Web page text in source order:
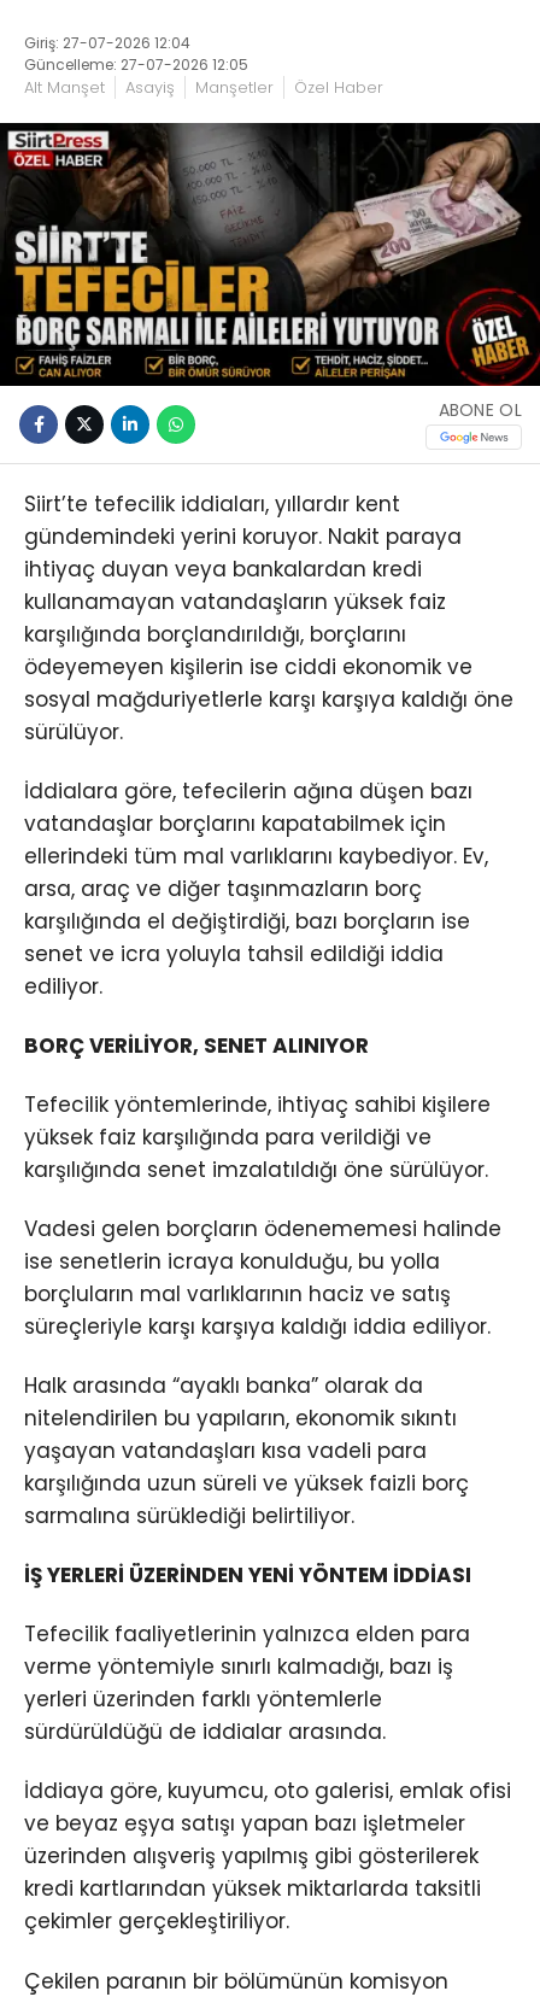
Giriş: 27-07-2026 12:04
Güncelleme: 27-07-2026 12:05
Alt Manşet Asayiş Manşetler Özel Haber
ABONE OL
Siirt’te tefecilik iddiaları, yıllardır kent
gündemindeki yerini koruyor. Nakit paraya
ihtiyaç duyan veya bankalardan kredi
kullanamayan vatandaşların yüksek faiz
karşılığında borçlandırıldığı, borçlarını
ödeyemeyen kişilerin ise ciddi ekonomik ve
sosyal mağduriyetlerle karşı karşıya kaldığı öne
sürülüyor.
İddialara göre, tefecilerin ağına düşen bazı
vatandaşlar borçlarını kapatabilmek için
ellerindeki tüm mal varlıklarını kaybediyor. Ev,
arsa, araç ve diğer taşınmazların borç
karşılığında el değiştirdiği, bazı borçların ise
senet ve icra yoluyla tahsil edildiği iddia
ediliyor.
BORÇ VERİLİYOR, SENET ALINIYOR
Tefecilik yöntemlerinde, ihtiyaç sahibi kişilere
yüksek faiz karşılığında para verildiği ve
karşılığında senet imzalatıldığı öne sürülüyor.
Vadesi gelen borçların ödenememesi halinde
ise senetlerin icraya konulduğu, bu yolla
borçluların mal varlıklarının haciz ve satış
süreçleriyle karşı karşıya kaldığı iddia ediliyor.
Halk arasında “ayaklı banka” olarak da
nitelendirilen bu yapıların, ekonomik sıkıntı
yaşayan vatandaşları kısa vadeli para
karşılığında uzun süreli ve yüksek faizli borç
sarmalına sürüklediği belirtiliyor.
İŞ YERLERİ ÜZERİNDEN YENİ YÖNTEM İDDİASI
Tefecilik faaliyetlerinin yalnızca elden para
verme yöntemiyle sınırlı kalmadığı, bazı iş
yerleri üzerinden farklı yöntemlerle
sürdürüldüğü de iddialar arasında.
İddiaya göre, kuyumcu, oto galerisi, emlak ofisi
ve beyaz eşya satışı yapan bazı işletmeler
üzerinden alışveriş yapılmış gibi gösterilerek
kredi kartlarından yüksek miktarlarda taksitli
çekimler gerçekleştiriliyor.
Çekilen paranın bir bölümünün komisyon